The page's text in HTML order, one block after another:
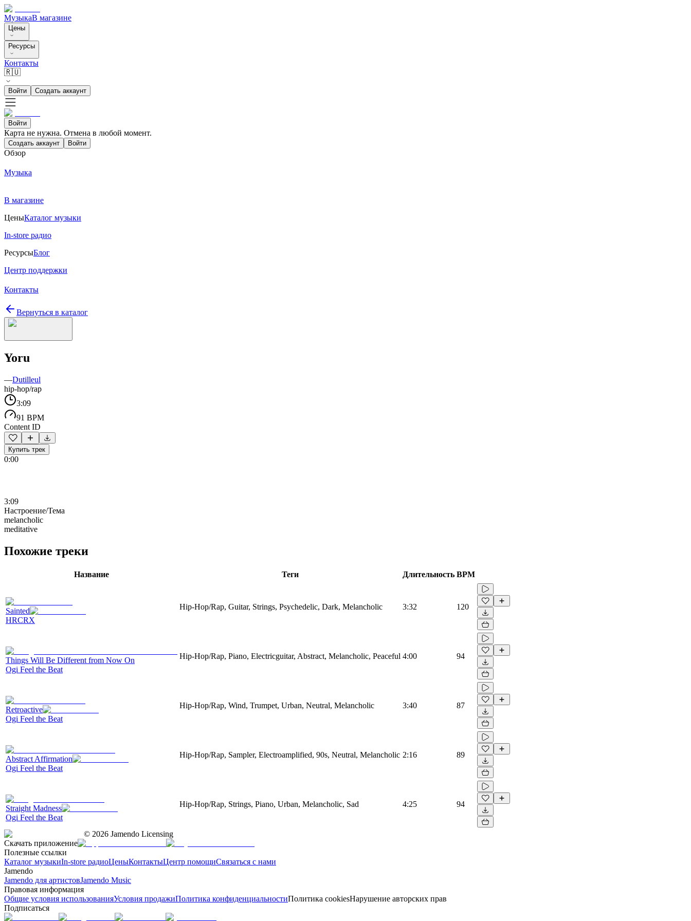
МузыкаВ магазине
Цены
Ресурсы
Контакты
🇷🇺
Войти Создать аккаунт
Войти
Карта не нужна. Отмена в любой момент.
Создать аккаунт Войти
Обзор
Музыка
В магазине
ЦеныКаталог музыки
In-store радио
РесурсыБлог
Центр поддержки
Контакты
Вернуться в каталог
Yoru
—Dutilleul
hip-hop/rap
3:09
91 BPM
Content ID
Купить трек
0:00
3:09
Настроение/Тема
melancholic
meditative
Похожие треки
Название Теги Длительность BPM
Sainted
HRCRX
Hip-Hop/Rap, Guitar, Strings, Psychedelic, Dark, Melancholic 3:32 120
Things Will Be Different from Now On
Ogi Feel the Beat
Hip-Hop/Rap, Piano, Electricguitar, Abstract, Melancholic, Peaceful 4:00 94
Retroactive
Ogi Feel the Beat
Hip-Hop/Rap, Wind, Trumpet, Urban, Neutral, Melancholic 3:40 87
Abstract Affirmation
Ogi Feel the Beat
Hip-Hop/Rap, Sampler, Electroamplified, 90s, Neutral, Melancholic 2:16 89
Straight Madness
Ogi Feel the Beat
Hip-Hop/Rap, Strings, Piano, Urban, Melancholic, Sad 4:25 94
© 2026 Jamendo Licensing
Скачать приложение
Полезные ссылки
Каталог музыкиIn-store радиоЦеныКонтактыЦентр помощиСвязаться с нами
Jamendo
Jamendo для артистовJamendo Music
Правовая информация
Общие условия использованияУсловия продажиПолитика конфиденциальностиПолитика cookiesНарушение авторских прав
Подписаться